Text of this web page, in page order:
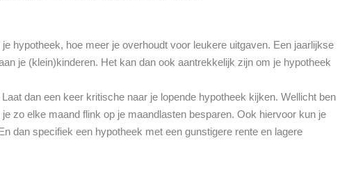
hypotheek, hoe meer je overhoudt voor leukere uitgaven. Een jaarlijkse
je (klein)kinderen. Het kan dan ook aantrekkelijk zijn om je hypotheek
dan een keer kritische naar je lopende hypotheek kijken. Wellicht ben
zo elke maand flink op je maandlasten besparen. Ook hiervoor kun je
dan specifiek een hypotheek met een gunstigere rente en lagere